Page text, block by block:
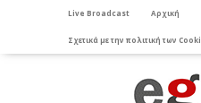
Live Broadcast Αρχική
Σχετικά με την πολιτική των